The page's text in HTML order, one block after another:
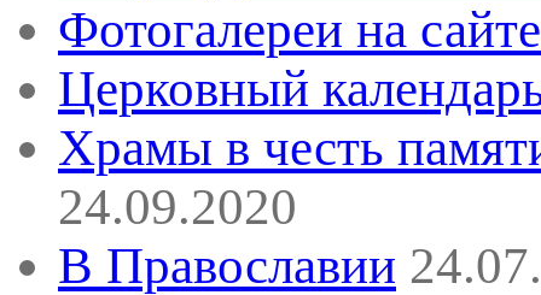
Фотогалереи на
Церковный
Храмы в честь
24.09.2020
В Православии